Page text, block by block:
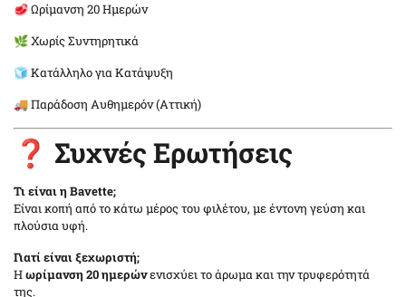
🥩 Ωρίμανση 20 Ημερών
🌿 Χωρίς Συντηρητικά
🧊 Κατάλληλο για Κατάψυξη
🚚 Παράδοση Αυθημερόν (Αττική)
❓ Συχνές Ερωτήσεις
Τι είναι η Bavette;
Είναι κοπή από το κάτω μέρος του φιλέτου, με έντονη γεύση και
πλούσια υφή.
Γιατί είναι ξεχωριστή;
Ηωρίμανση 20 ημερώνενισχύει το άρωμα και την τρυφερότητά
της.